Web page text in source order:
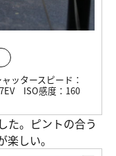
ャッタースピード：
ISO感度： 160
た。ピントの合う
しい。